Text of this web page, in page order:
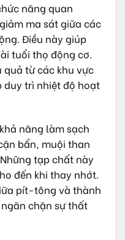
năng quan
ma sát giữa các
Điều này giúp
tuổi thọ động cơ.
quả từ các khu vực
duy trì nhiệt độ hoạt
năng làm sạch
bẩn, muội than
tạp chất này
đến khi thay nhớt.
pít-tông và thành
chặn sự thất